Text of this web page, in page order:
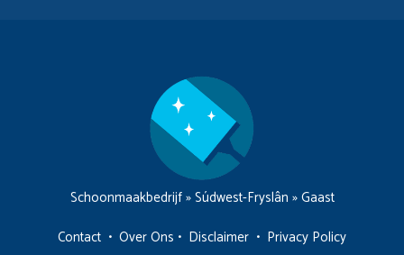
Schoonmaakbedrijf»Súdwest-Fryslân »Gaast
Contact • Over Ons • Disclaimer • Privacy Policy